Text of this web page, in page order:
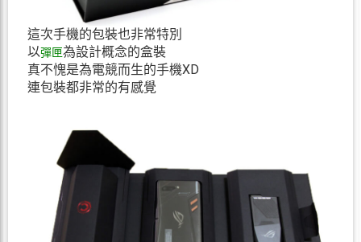
這次手機的包裝也非常特別
以彈匣為設計概念的盒裝
真不愧是為電競而生的手機XD
連包裝都非常的有感覺